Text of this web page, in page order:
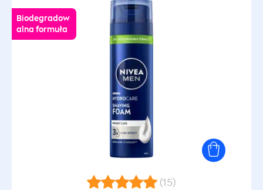
Biodegradow
alna formuła
(15)